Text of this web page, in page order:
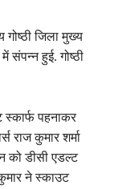
जिला मुख्य
संपन्न हुई. गोष्ठी
पहनाकर
राज कुमार शर्मा
को डीसी एडल्ट
ने स्काउट